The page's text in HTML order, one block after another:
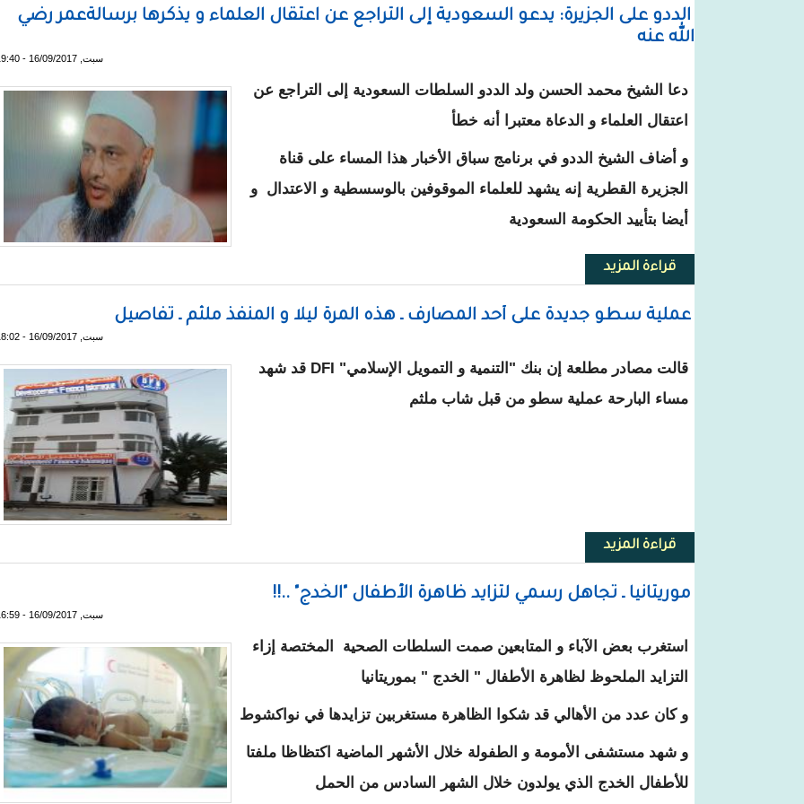
الددو على الجزيرة: يدعو السعودية إلى التراجع عن اعتقال العلماء و يذكرها برسالةعمر رضي
الله عنه
سبت, 16/09/2017 - 19:40
دعا الشيخ محمد الحسن ولد الددو السلطات السعودية إلى التراجع عن
اعتقال العلماء و الدعاة معتبرا أنه خطأ
و أضاف الشيخ الددو في برنامج سباق الأخبار هذا المساء على قناة
الجزيرة القطرية إنه يشهد للعلماء الموقوفين بالوسسطية و الاعتدال و
أيضا بتأييد الحكومة السعودية
قراءة المزيدحول الددو على الجزيرة: يدعو السعودية إلى التراجع عن اعتقال العلماء و يذكرها برسالةعمر رضي الله
عملية سطو جديدة على أحد المصارف ـ هذه المرة ليلا و المنفذ ملثم ـ تفاصيل
سبت, 16/09/2017 - 18:02
قالت مصادر مطلعة إن بنك "التنمية و التمويل الإسلامي" DFI قد شهد
مساء البارحة عملية سطو من قبل شاب ملثم
قراءة المزيدحول عملية سطو جديدة على أحد المصارف ـ هذه المرة ليلا و المنفذ ملثم ـ تفاصيل
موريتانيا ـ تجاهل رسمي لتزايد ظاهرة الأطفال "الخُدج" ..!!
سبت, 16/09/2017 - 16:59
استغرب بعض الآباء و المتابعين صمت السلطات الصحية المختصة إزاء
التزايد الملحوظ لظاهرة الأطفال " الخدج " بموريتانيا
و كان عدد من الأهالي قد شكوا الظاهرة مستغربين تزايدها في نواكشوط
و شهد مستشفى الأمومة و الطفولة خلال الأشهر الماضية اكتظاظا ملفتا
للأطفال الخدج الذي يولدون خلال الشهر السادس من الحمل